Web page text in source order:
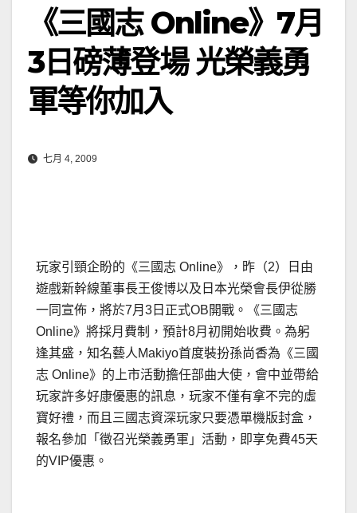
《三國志 Online》7月
3日磅薄登場 光榮義勇
軍等你加入
七月 4, 2009
玩家引頸企盼的《三國志 Online》，昨（2）日由
遊戲新幹線董事長王俊博以及日本光榮會長伊從勝
一同宣佈，將於7月3日正式OB開戰。《三國志
Online》將採月費制，預計8月初開始收費。為躬
逢其盛，知名藝人Makiyo首度裝扮孫尚香為《三國
志 Online》的上市活動擔任部曲大使，會中並帶給
玩家許多好康優惠的訊息，玩家不僅有拿不完的虛
寶好禮，而且三國志資深玩家只要憑單機版封盒，
報名參加「徵召光榮義勇軍」活動，即享免費45天
的VIP優惠。